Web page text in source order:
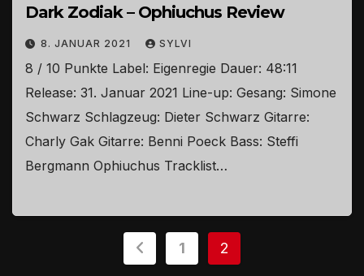
Dark Zodiak – Ophiuchus Review
8. JANUAR 2021 SYLVI
8 / 10 Punkte Label: Eigenregie Dauer: 48:11
Release: 31. Januar 2021 Line-up: Gesang: Simone
Schwarz Schlagzeug: Dieter Schwarz Gitarre:
Charly Gak Gitarre: Benni Poeck Bass: Steffi
Bergmann Ophiuchus Tracklist…
1 2